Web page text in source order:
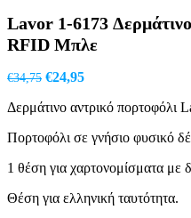
€34,75.είναι:
€24,95.
Lavor 1-6173
RFID Μπλε
€34,75 Original
was:
€24,95Η
τιμή
€24,95.
Δερμάτινο αντρικό
Πορτοφόλι σε γνήσιο φυσικό
1 θέση για χαρτονομίσματα με
Θέση για ελληνική ταυτότητα.